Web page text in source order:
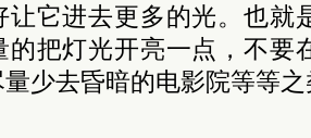
让它进去更多的光。也就
的把灯光开亮一点，不要
少去昏暗的电影院等等